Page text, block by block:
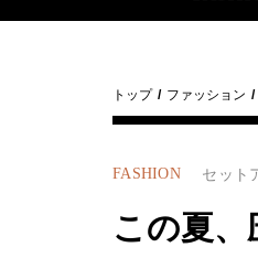
トップ ファッション
FASHION セット
この夏